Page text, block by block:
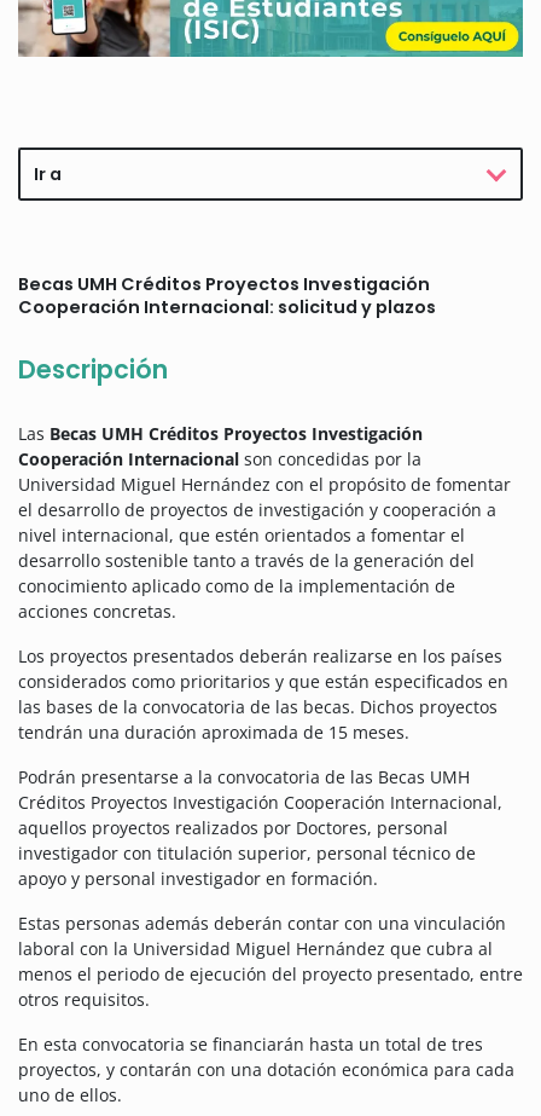
Ir a
Becas UMH Créditos Proyectos Investigación
Cooperación Internacional: solicitud y plazos
Descripción
Las Becas UMH Créditos Proyectos Investigación
Cooperación Internacional son concedidas por la
Universidad Miguel Hernández con el propósito de fomentar
el desarrollo de proyectos de investigación y cooperación a
nivel internacional, que estén orientados a fomentar el
desarrollo sostenible tanto a través de la generación del
conocimiento aplicado como de la implementación de
acciones concretas.
Los proyectos presentados deberán realizarse en los países
considerados como prioritarios y que están especificados en
las bases de la convocatoria de las becas. Dichos proyectos
tendrán una duración aproximada de 15 meses.
Podrán presentarse a la convocatoria de las Becas UMH
Créditos Proyectos Investigación Cooperación Internacional,
aquellos proyectos realizados por Doctores, personal
investigador con titulación superior, personal técnico de
apoyo y personal investigador en formación.
Estas personas además deberán contar con una vinculación
laboral con la Universidad Miguel Hernández que cubra al
menos el periodo de ejecución del proyecto presentado, entre
otros requisitos.
En esta convocatoria se financiarán hasta un total de tres
proyectos, y contarán con una dotación económica para cada
uno de ellos.